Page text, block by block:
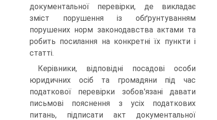
документальної перевірки, де викладає
зміст порушення із обґрунтуванням
порушених норм законодавства актами та
робить посилання на конкретні їх пункти і
статті.
Керівники, відповідні посадові особи
юридичних осіб та громадяни під час
податкової перевірки зобов'язані давати
письмові пояснення з усіх податкових
питань, підписати акт документальної